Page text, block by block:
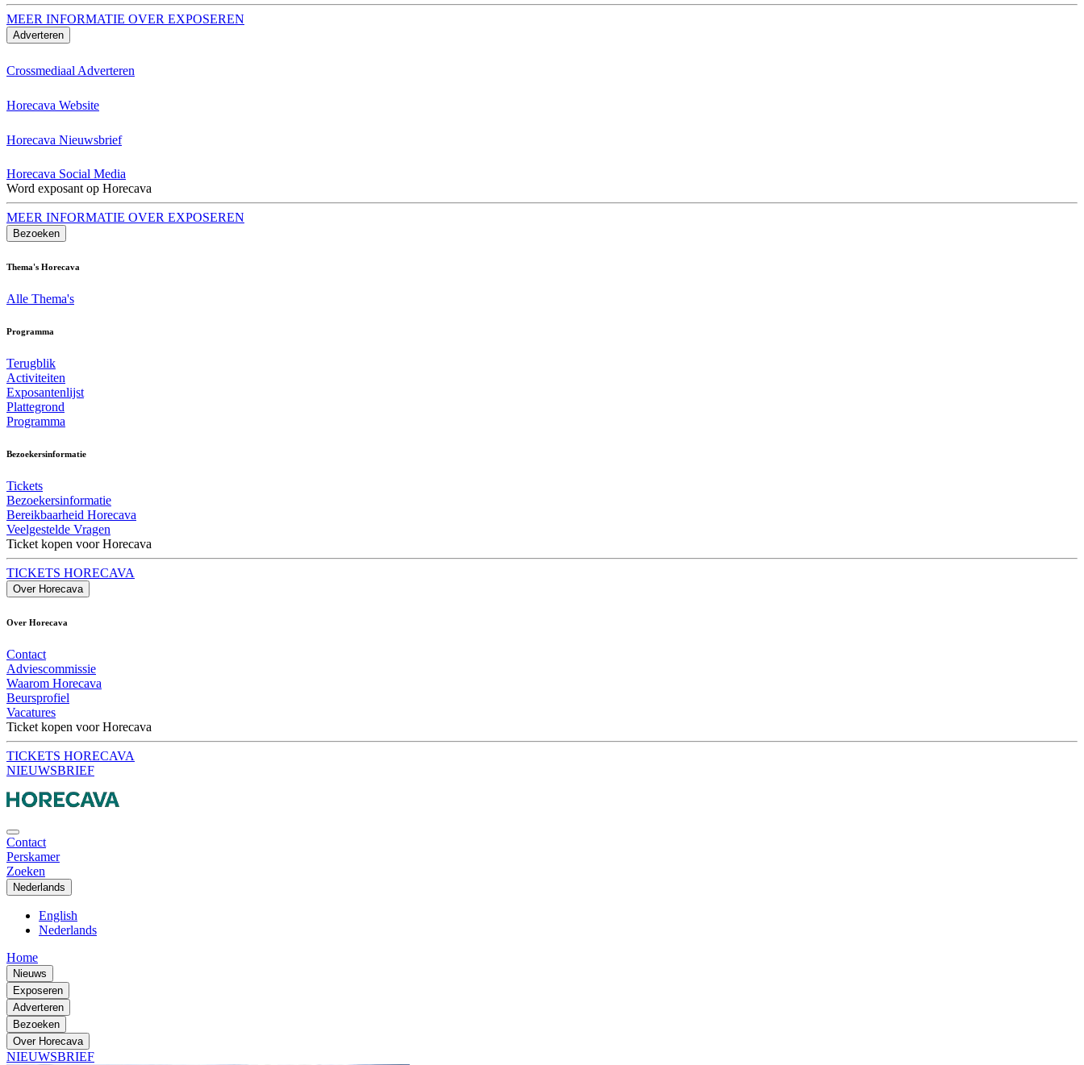
MEER INFORMATIE OVER EXPOSEREN
Adverteren
Crossmediaal Adverteren
Horecava Website
Horecava Nieuwsbrief
Horecava Social Media
Word exposant op Horecava
MEER INFORMATIE OVER EXPOSEREN
Bezoeken
Thema's Horecava
Alle Thema's
Programma
Terugblik
Activiteiten
Exposantenlijst
Plattegrond
Programma
Bezoekersinformatie
Tickets
Bezoekersinformatie
Bereikbaarheid Horecava
Veelgestelde Vragen
Ticket kopen voor Horecava
TICKETS HORECAVA
Over Horecava
Over Horecava
Contact
Adviescommissie
Waarom Horecava
Beursprofiel
Vacatures
Ticket kopen voor Horecava
TICKETS HORECAVA
NIEUWSBRIEF
Contact
Perskamer
Zoeken
Nederlands
English
Nederlands
Home
Nieuws
Exposeren
Adverteren
Bezoeken
Over Horecava
NIEUWSBRIEF